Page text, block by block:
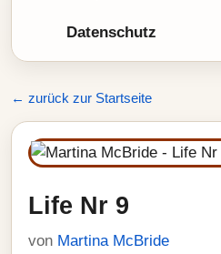
Datenschutz
← zurück zur Startseite
Life Nr 9
von Martina McBride